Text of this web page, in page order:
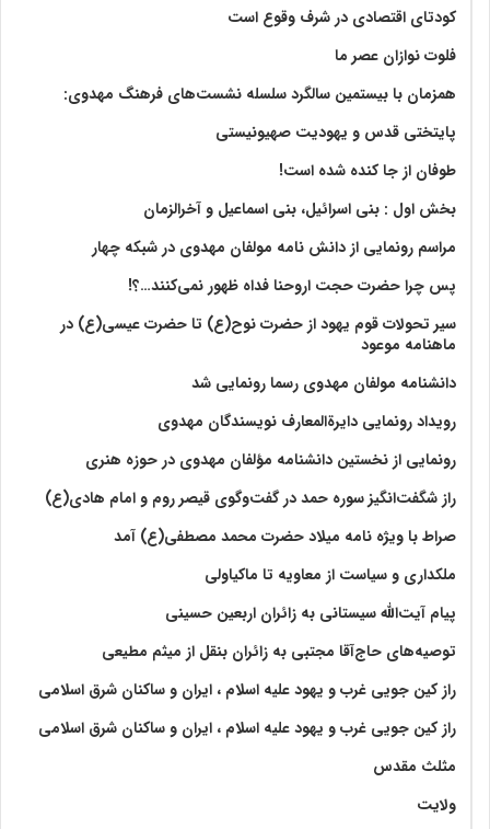
کودتای اقتصادی در شرف وقوع است
فلوت نوازان عصر ما
همزمان با بیستمین سالگرد سلسله نشست‌های فرهنگ مهدوی:‌
پایتختی قدس و یهودیت صهیونیستی
طوفان از جا کنده شده است!
بخش اول : بنی اسرائیل، بنی اسماعیل و آخرالزمان
مراسم رونمایی از دانش نامه مولفان مهدوی در شبکه چهار
پس چرا حضرت حجت اروحنا فداه ظهور نمی‌کنند…؟!
سیر تحولات قوم یهود از حضرت نوح(ع) تا حضرت عیسی(ع) در
ماهنامه موعود
دانشنامه مولفان مهدوی رسما رونمایی شد
رویداد رونمایی دایرةالمعارف نویسندگان مهدوی
رونمایی از نخستین دانشنامه مؤلفان مهدوی در حوزه هنری
راز شگفت‌انگیز سوره حمد در گفت‌وگوی قیصر روم و امام هادی(ع)
صراط با ویژه نامه میلاد حضرت محمد مصطفی(ع) آمد
ملکداری و سیاست از معاویه تا ماکیاولی
پیام آیت‌الله سیستانی به زائران اربعین حسینی
توصیه‌های حاج‌آقا مجتبی به زائران بنقل از میثم مطیعی
راز کین جویی غرب و یهود علیه اسلام ، ایران و ساکنان شرق اسلامی
راز کین جویی غرب و یهود علیه اسلام ، ایران و ساکنان شرق اسلامی
مثلث مقدس
ولايت‏